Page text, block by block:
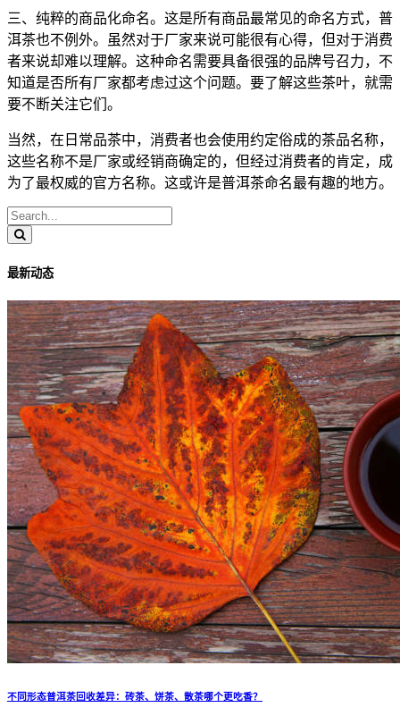
三、纯粹的商品化命名。这是所有商品最常见的命名方式，普
洱茶也不例外。虽然对于厂家来说可能很有心得，但对于消费
者来说却难以理解。这种命名需要具备很强的品牌号召力，不
知道是否所有厂家都考虑过这个问题。要了解这些茶叶，就需
要不断关注它们。
当然，在日常品茶中，消费者也会使用约定俗成的茶品名称，
这些名称不是厂家或经销商确定的，但经过消费者的肯定，成
为了最权威的官方名称。这或许是普洱茶命名最有趣的地方。
最新动态
不同形态普洱茶回收差异：砖茶、饼茶、散茶哪个更吃香？